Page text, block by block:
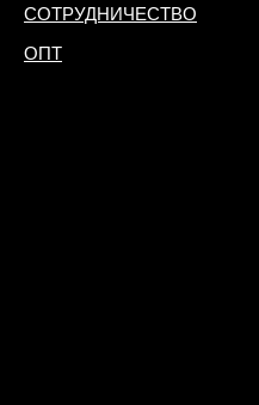
СОТРУДНИЧЕСТВО
ОПТ